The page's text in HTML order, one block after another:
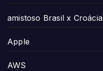
amistoso Brasil x Croácia
Apple
AWS